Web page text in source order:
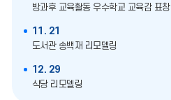
방과후 교육활동 우수학교 교육감 표창
11. 21
도서관 송백재 리모델링
12. 29
식당 리모델링